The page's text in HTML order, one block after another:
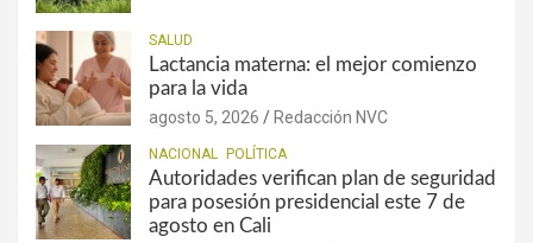
SALUD
Lactancia materna: el mejor comienzo
para la vida
agosto 5, 2026 Redacción NVC
NACIONAL POLÍTICA
Autoridades verifican plan de seguridad
para posesión presidencial este 7 de
agosto en Cali